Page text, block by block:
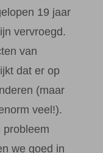
19 jaar
vervroegd.
van
dat er op
(maar
veel!).
probleem
we goed in